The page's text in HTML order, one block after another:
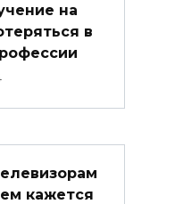
на
в
кажется